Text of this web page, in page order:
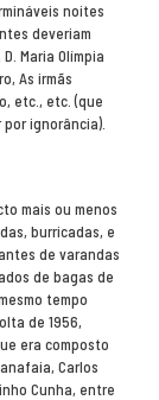
noites
deveriam
Maria Olímpia
As irmãs
etc., etc. (que
ignorância).
mais ou menos
burricadas, e
de varandas
de bagas de
tempo
de 1956,
era composto
Carlos
Cunha, entre